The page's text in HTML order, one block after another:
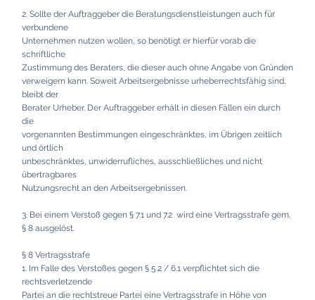
2. Sollte der Auftraggeber die Beratungsdienstleistungen auch für
verbundene
Unternehmen nutzen wollen, so benötigt er hierfür vorab die
schriftliche
Zustimmung des Beraters, die dieser auch ohne Angabe von Gründen
verweigern kann. Soweit Arbeitsergebnisse urheberrechtsfähig sind,
bleibt der
Berater Urheber. Der Auftraggeber erhält in diesen Fällen ein durch
die
vorgenannten Bestimmungen eingeschränktes, im Übrigen zeitlich
und örtlich
unbeschränktes, unwiderrufliches, ausschließliches und nicht
übertragbares
Nutzungsrecht an den Arbeitsergebnissen.
3. Bei einem Verstoß gegen § 7.1 und 7.2 wird eine Vertragsstrafe gem.
§ 8 ausgelöst.
§ 8 Vertragsstrafe
1. Im Falle des Verstoßes gegen § 5.2 / 6.1 verpflichtet sich die
rechtsverletzende
Partei an die rechtstreue Partei eine Vertragsstrafe in Höhe von